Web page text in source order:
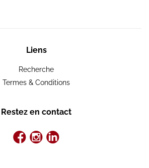
Liens
Recherche
Termes & Conditions
Restez en contact